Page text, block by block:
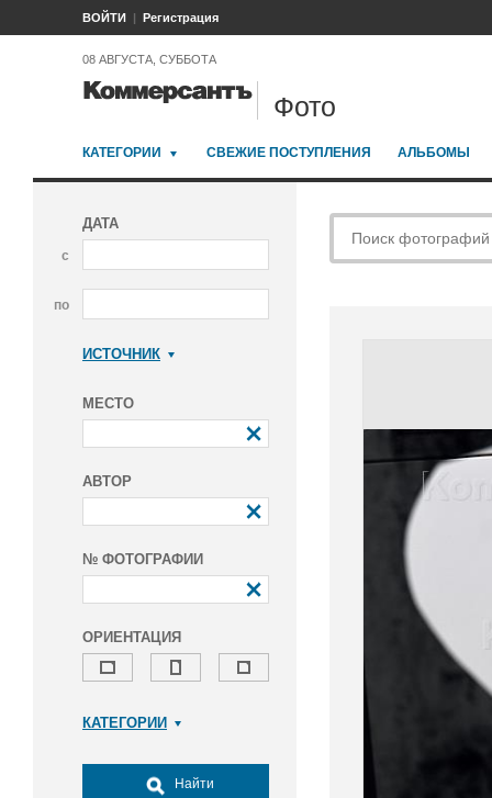
ВОЙТИ Регистрация
08 АВГУСТА, СУББОТА
Фото
КАТЕГОРИИ СВЕЖИЕ ПОСТУПЛЕНИЯ АЛЬБОМЫ
ДАТА
с
по
ИСТОЧНИК
МЕСТО
АВТОР
№ ФОТОГРАФИИ
ОРИЕНТАЦИЯ
КАТЕГОРИИ
Досуг, туризм и отдых
Найти